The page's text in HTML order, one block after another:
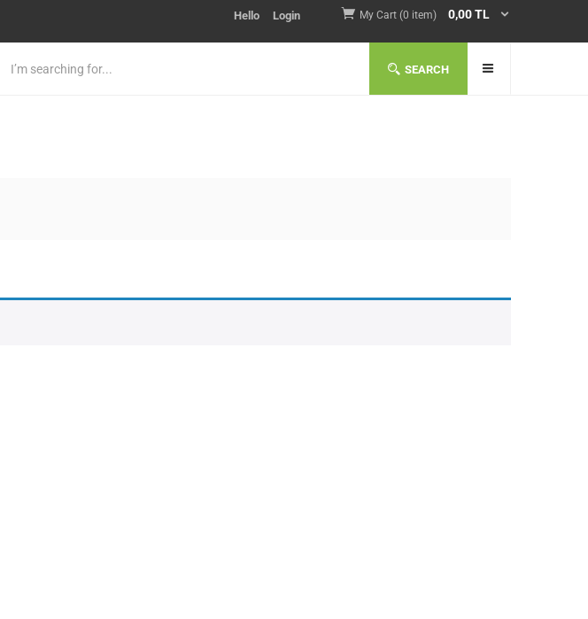
Hello Login My Cart (0 item) 0,00TL
SEARCH